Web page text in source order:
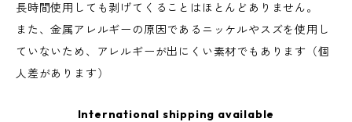
長時間使用しても剥げてくることはほとんどありません。
また、金属アレルギーの原因であるニッケルやスズを使用し
ていないため、アレルギーが出にくい素材でもあります（個
人差があります）
International shipping available